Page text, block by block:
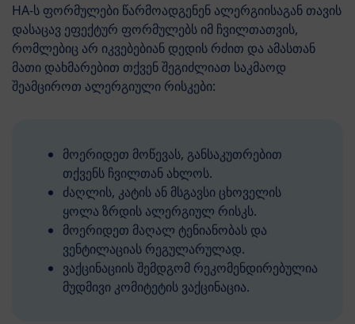
HA-ს ფორმულები წარმოადგენენ ალერგიისაგან თავის
დასაცავ ეფექტურ ფორმულებს იმ ჩვილთათვის,
რომლებიც არ იკვებებიან დედის რძით და ამასთან
მათი დახმარებით თქვენ შეგიძლიათ საკმაოდ
შეამციროთ ალერგიული რისკები:
მოერიდეთ მოწევას, განსაკუთრებით
თქვენს ჩვილთან ახლოს.
ძაღლის, კატის ან მსგავსი ცხოველის
ყოლა ზრდის ალერგიულ რისკს.
მოერიდეთ მაღალ ტენიანობას და
ვენტილაციას რეგულარულად.
ვაქცინაციის შემდგომ რეკომენდირებულია
მუდმივი კომიტეტის ვაქცინაცია.